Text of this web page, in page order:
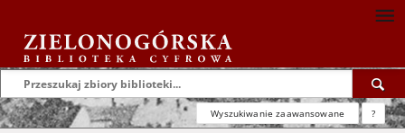
Wyszukiwanie zaawansowane ?